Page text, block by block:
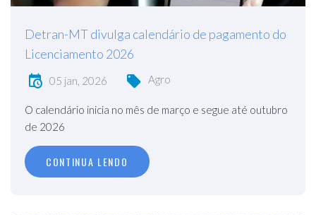
Detran-MT divulga calendário de pagamento do
Licenciamento 2026
05 jan, 2026 Agro
O calendário inicia no mês de março e segue até outubro
de 2026
CONTINUA LENDO